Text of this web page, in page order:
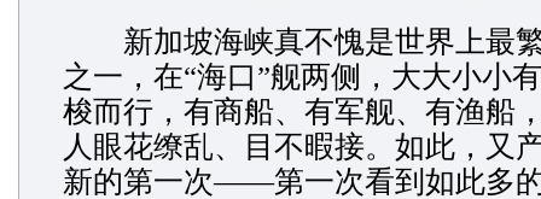
新加坡海峡真不愧是世界上最
之一，在“海口”舰两侧，大大小小
梭而行，有商船、有军舰、有渔船
人眼花缭乱、目不暇接。如此，又
新的第一次——第一次看到如此多